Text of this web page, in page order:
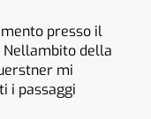
presso il
della
mi
i passaggi